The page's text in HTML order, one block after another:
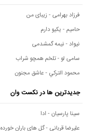
فرزاد بهرامی - زیبای من
حامیم - یکیو دارم
نیواد - نیمه گمشدمی
سامی لو - تلخم همچو شراب
محمود التركي - عاشق مجنون
جدیدترین ها در نکست وان
سینا پارسیان - ادا
علیرضا قربانی - گل های باران خورده